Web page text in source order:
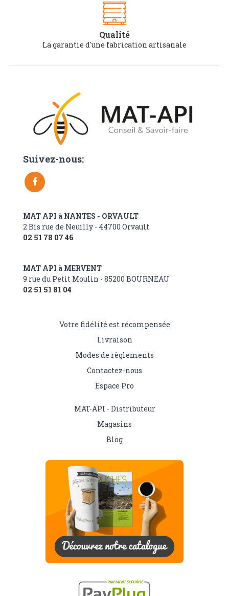
Qualité
La garantie d'une fabrication artisanale
Suivez-nous:
MAT API à NANTES - ORVAULT
2 Bis rue de Neuilly - 44700 Orvault
02 51 78 07 46
MAT API à MERVENT
9 rue du Petit Moulin - 85200 BOURNEAU
02 51 51 81 04
Votre fidélité est récompensée
Livraison
Modes de règlements
Contactez-nous
Espace Pro
MAT-API - Distributeur
Magasins
Blog